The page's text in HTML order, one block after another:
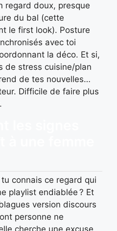
regard doux, presque
du bal (cette
le first look). Posture
avec toi
la déco. Et si,
de stress cuisine/plan
de tes nouvelles…
Difficile de faire plus
tu connais ce regard qui
playlist endiablée ? Et
version discours
personne ne